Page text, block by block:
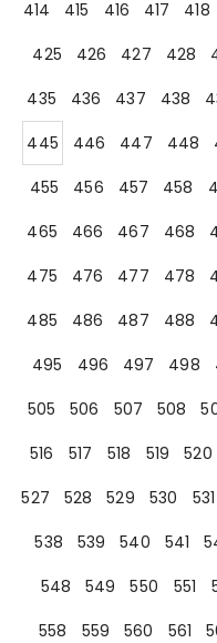
414
415 416 417 418
425
426 427 428
435
436 437 438
445
446 447 448
455
456 457 458
465
466 467 468
475
476 477 478
485
486 487 488
495
496 497 498
505
506 507 508
516
517 518 519 520
527
528 529 530 531
538
539 540 541
548
549 550 551
558
559 560 561